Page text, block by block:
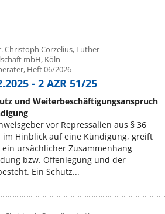
Christoph Corzelius, Luther
mbH, Köln
Heft 06/2026
- 2 AZR 51/25
und Weiterbeschäftigungsanspruch
vor Repressalien aus § 36
im Hinblick auf eine Kündigung, greift
ursächlicher Zusammenhang
bzw. Offenlegung und der
Ein Schutz...